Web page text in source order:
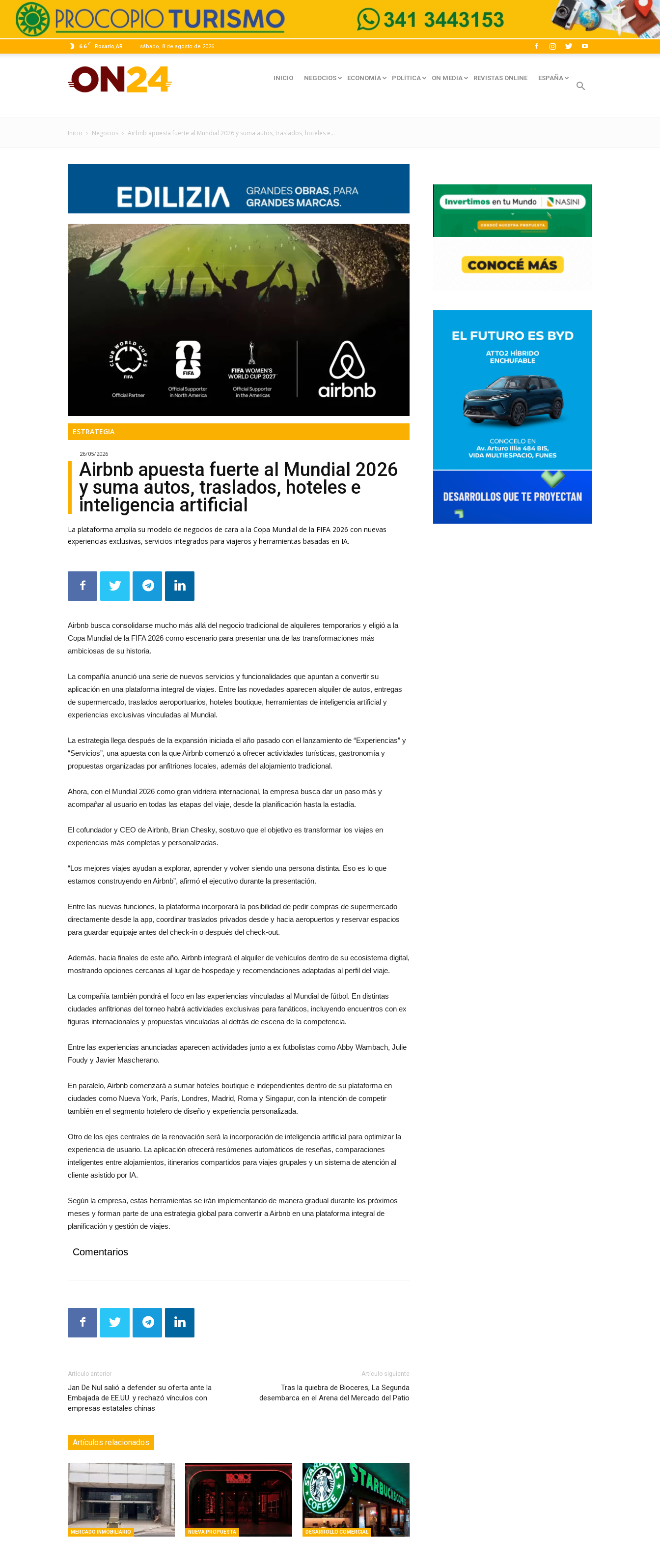
6.6 C Rosario,AR sábado, 8 de agosto de 2026
|
Periodismo
serio
INICIO NEGOCIOS ECONOMÍA POLÍTICA ON MEDIA REVISTAS ONLINE ESPAÑA
Inicio Negocios Airbnb apuesta fuerte al Mundial 2026 y suma autos, traslados, hoteles e...
ESTRATEGIA
Airbnb apuesta fuerte al Mundial 2026
y suma autos, traslados, hoteles e
inteligencia artificial
La plataforma amplía su modelo de negocios de cara a la Copa Mundial de la FIFA 2026 con nuevas
experiencias exclusivas, servicios integrados para viajeros y herramientas basadas en IA.
Airbnb busca consolidarse mucho más allá del negocio tradicional de alquileres temporarios y eligió a la
Copa Mundial de la FIFA 2026 como escenario para presentar una de las transformaciones más
ambiciosas de su historia.
La compañía anunció una serie de nuevos servicios y funcionalidades que apuntan a convertir su
aplicación en una plataforma integral de viajes. Entre las novedades aparecen alquiler de autos, entregas
de supermercado, traslados aeroportuarios, hoteles boutique, herramientas de inteligencia artificial y
experiencias exclusivas vinculadas al Mundial.
La estrategia llega después de la expansión iniciada el año pasado con el lanzamiento de “Experiencias” y
“Servicios”, una apuesta con la que Airbnb comenzó a ofrecer actividades turísticas, gastronomía y
propuestas organizadas por anfitriones locales, además del alojamiento tradicional.
Ahora, con el Mundial 2026 como gran vidriera internacional, la empresa busca dar un paso más y
acompañar al usuario en todas las etapas del viaje, desde la planificación hasta la estadía.
El cofundador y CEO de Airbnb, Brian Chesky
, sostuvo que el objetivo es transformar los viajes en
experiencias más completas y personalizadas.
“Los mejores viajes ayudan a explorar, aprender y volver siendo una persona distinta. Eso es lo que
estamos construyendo en Airbnb”, afirmó el ejecutivo durante la presentación.
Entre las nuevas funciones, la plataforma incorporará la posibilidad de pedir compras de supermercado
directamente desde la app, coordinar traslados privados desde y hacia aeropuertos y reservar espacios
para guardar equipaje antes del check-in o después del check-out.
Además, hacia finales de este año, Airbnb integrará el alquiler de vehículos dentro de su ecosistema digital,
mostrando opciones cercanas al lugar de hospedaje y recomendaciones adaptadas al perfil del viaje.
La compañía también pondrá el foco en las experiencias vinculadas al Mundial de fútbol. En distintas
ciudades anfitrionas del torneo habrá actividades exclusivas para fanáticos, incluyendo encuentros con ex
figuras internacionales y propuestas vinculadas al detrás de escena de la competencia.
Entre las experiencias anunciadas aparecen actividades junto a ex futbolistas como Abby Wambach
Julie
Foudy
Javier Mascherano
En paralelo, Airbnb comenzará a sumar hoteles boutique e independientes dentro de su plataforma en
ciudades como Nueva York París Londres Madrid Roma Singapur
, con la intención de competir
también en el segmento hotelero de diseño y experiencia personalizada.
Otro de los ejes centrales de la renovación será la incorporación de inteligencia artificial para optimizar la
experiencia de usuario. La aplicación ofrecerá resúmenes automáticos de reseñas, comparaciones
inteligentes entre alojamientos, itinerarios compartidos para viajes grupales y un sistema de atención al
cliente asistido por IA.
Según la empresa, estas herramientas se irán implementando de manera gradual durante los próximos
meses y forman parte de una estrategia global para convertir a Airbnb en una plataforma integral de
planificación y gestión de viajes.
Comentarios
Artículo anterior
Jan De Nul salió a defender su oferta ante la
Embajada de EE.UU. y rechazó vínculos con
empresas estatales chinas
Artículo siguiente
Tras la quiebra de Bioceres, La Segunda
desembarca en el Arena del Mercado del Patio
Artículos relacionados
MERCADO INMOBILIARIO
Subastan un edificio comercial de
NUEVA PROPUESTA
Bronce abrirá a fines de agosto en
DESARROLLO COMERCIAL
Starbucks abrirá un local de 200 m²